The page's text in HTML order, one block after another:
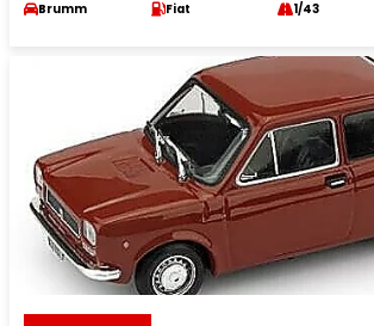
Brumm Fiat 1/43